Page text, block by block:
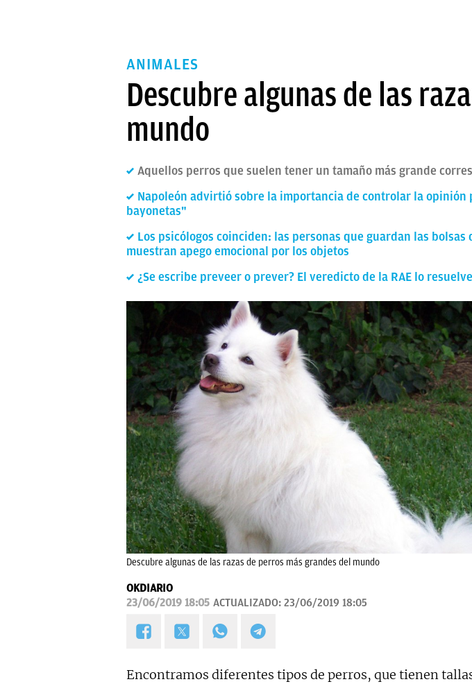
ANIMALES
Descubre algunas de las
mundo
Aquellos perros que suelen tener un tamaño más grande
Napoleón advirtió sobre la importancia de controlar la
bayonetas"
Los psicólogos coinciden: las personas que guardan las
muestran apego emocional por los objetos
¿Se escribe preveer o prever? El veredicto de la RAE lo resuelve
Descubre algunas de las razas de perros más grandes del mundo
OKDIARIO
23/06/2019 18:05 ACTUALIZADO: 23/06/2019 18:05
Encontramos diferentes tipos de perros, que tienen